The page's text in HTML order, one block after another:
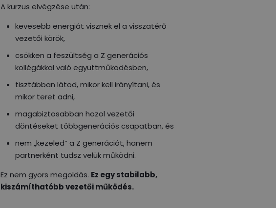
A kurzus elvégzése után:
kevesebb energiát visznek el a visszatérő
vezetői körök,
csökken a feszültség a Z generációs
kollégákkal való együttműködésben,
tisztábban látod, mikor kell irányítani, és
mikor teret adni,
magabiztosabban hozol vezetői
döntéseket többgenerációs csapatban, és
nem „kezeled” a Z generációt, hanem
partnerként tudsz velük működni.
Ez nem gyors megoldás. Ez egy stabilabb,
kiszámíthatóbb vezetői működés.